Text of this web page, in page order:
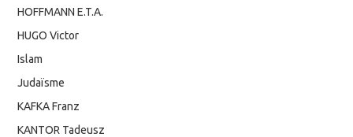
HOFFMANN E.T.A.
HUGO Victor
Islam
Judaïsme
KAFKA Franz
KANTOR Tadeusz